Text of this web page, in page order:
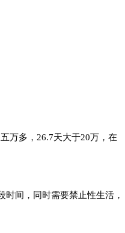
万多，26.7天大于20万，在
间，同时需要禁止性生活，